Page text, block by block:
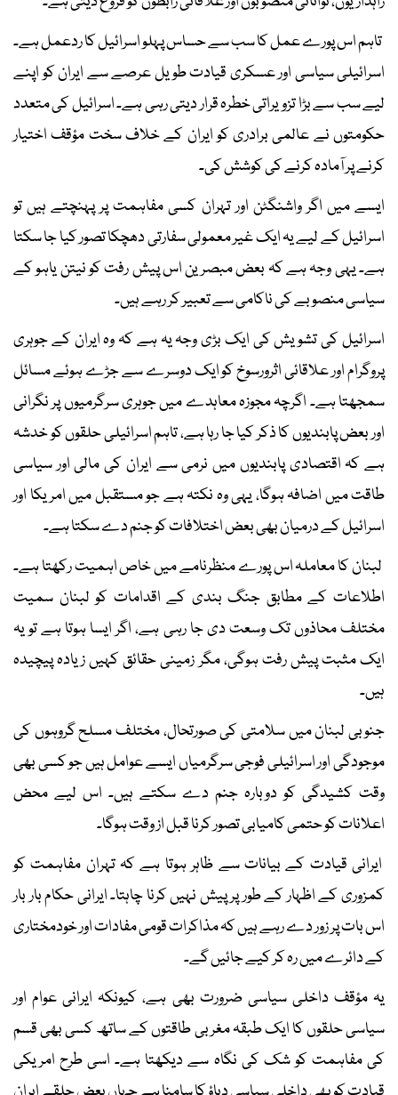
تاہم اس پورے عمل کا سب سے حساس پہلو اسرائیل کا ردعمل ہے۔
اسرائیلی سیاسی اور عسکری قیادت طویل عرصے سے ایران کو اپنے
لیے سب سے بڑا تزویراتی خطرہ قرار دیتی رہی ہے۔ اسرائیل کی متعدد
حکومتوں نے عالمی برادری کو ایران کے خلاف سخت مؤقف اختیار
کرنے پر آمادہ کرنے کی کوشش کی۔
ایسے میں اگر واشنگٹن اور تہران کسی مفاہمت پر پہنچتے ہیں تو
اسرائیل کے لیے یہ ایک غیر معمولی سفارتی دھچکا تصور کیا جا سکتا
ہے۔ یہی وجہ ہے کہ بعض مبصرین اس پیش رفت کو نیتن یاہو کے
سیاسی منصوبے کی ناکامی سے تعبیر کر رہے ہیں۔
اسرائیل کی تشویش کی ایک بڑی وجہ یہ ہے کہ وہ ایران کے جوہری
پروگرام اور علاقائی اثرورسوخ کو ایک دوسرے سے جڑے ہوئے مسائل
سمجھتا ہے۔ اگرچہ مجوزہ معاہدے میں جوہری سرگرمیوں پر نگرانی
اور بعض پابندیوں کا ذکر کیا جا رہا ہے، تاہم اسرائیلی حلقوں کو خدشہ
ہے کہ اقتصادی پابندیوں میں نرمی سے ایران کی مالی اور سیاسی
طاقت میں اضافہ ہوگا، یہی وہ نکتہ ہے جو مستقبل میں امریکا اور
اسرائیل کے درمیان بھی بعض اختلافات کو جنم دے سکتا ہے۔
لبنان کا معاملہ اس پورے منظرنامے میں خاص اہمیت رکھتا ہے۔
اطلاعات کے مطابق جنگ بندی کے اقدامات کو لبنان سمیت
مختلف محاذوں تک وسعت دی جا رہی ہے، اگر ایسا ہوتا ہے تو یہ
ایک مثبت پیش رفت ہوگی، مگر زمینی حقائق کہیں زیادہ پیچیدہ
ہیں۔
جنوبی لبنان میں سلامتی کی صورتحال، مختلف مسلح گروہوں کی
موجودگی اور اسرائیلی فوجی سرگرمیاں ایسے عوامل ہیں جو کسی بھی
وقت کشیدگی کو دوبارہ جنم دے سکتے ہیں۔ اس لیے محض
اعلانات کو حتمی کامیابی تصور کرنا قبل از وقت ہوگا۔
ایرانی قیادت کے بیانات سے ظاہر ہوتا ہے کہ تہران مفاہمت کو
کمزوری کے اظہار کے طور پر پیش نہیں کرنا چاہتا۔ ایرانی حکام بار بار
اس بات پر زور دے رہے ہیں کہ مذاکرات قومی مفادات اور خودمختاری
کے دائرے میں رہ کر کیے جائیں گے۔
یہ مؤقف داخلی سیاسی ضرورت بھی ہے، کیونکہ ایرانی عوام اور
سیاسی حلقوں کا ایک طبقہ مغربی طاقتوں کے ساتھ کسی بھی قسم
کی مفاہمت کو شک کی نگاہ سے دیکھتا ہے۔ اسی طرح امریکی